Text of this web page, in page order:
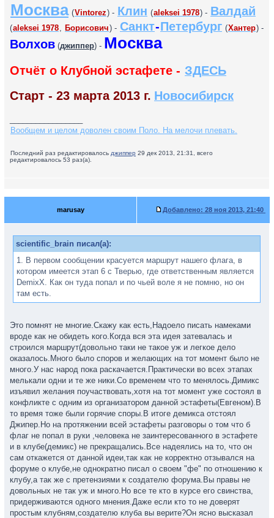
Москва (Vintorez) - Клин (aleksei 1978) - Валдай
(aleksei 1978, Борисович) - Санкт-Петербург (Хантер) -
Волхов (джиппер) - Москва
Отчёт о Клубной эстафете - ЗДЕСЬ
Старт - 23 марта 2013 г. Новосибирск
Вообщем и целом доволен своим Поло. На мелочи плевать.
Последний раз редактировалось джиппер 29 дек 2013, 21:31, всего
редактировалось 53 раз(а).
marusay Добавлено: 28 ноя 2013, 21:40
scientific_brain писал(а):
1. В первом сообщении красуется маршрут нашего флага, в
котором имеется этап 6 с Тверью, где ответственным является
DemixX. Как он туда попал и по чьей воле я не помню, но он
там есть.
Это помнят не многие.Скажу как есть,Надоело писать намеками
вроде как не обидеть кого.Когда вся эта идея затевалась и
строился маршрут(довольно таки не такое уж и легкое дело
оказалось.Много было споров и желающих на тот момент было не
много.У нас народ пока раскачается.Практически во всех этапах
мелькали одни и те же ники.Со временем что то менялось.Димикс
изъявил желания поучаствовать,хотя на тот момент уже состоял в
конфликте с одним из организатором данной эстафеты(Евгеном).В
то время тоже были горячие споры.В итоге демикса отстоял
Джипер.Но на протяжении всей эстафеты разговоры о том что б
флаг не попал в руки ,человека не заинтересованного в эстафете
и в клубе(демикс) не прекращались.Все надеялись на то, что он
сам откажется от данной идеи,так как не корректно отзывался на
форуме о клубе,не однократно писал о своем "фе" по отношению к
клубу,а так же с претензиями к создателю форума.Вы правы не
довольных не так уж и много.Но все те кто в курсе его свинства,
придерживаются одного мнения.Даже если кто то не доверят
простым клубням,создателю клуба вы верите?Он ясно высказал